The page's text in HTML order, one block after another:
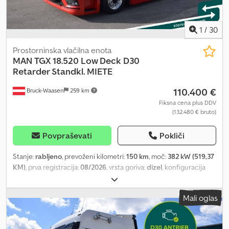
1 / 30
Bruck-Waasen 259 km
Prostorninska vlačilna enota
MAN TGX 18.520 Low Deck D30
Retarder Standkl. MIETE
110.400 €
Fiksna cena plus DDV
(132.480 € bruto)
Povpraševati Pokliči
Stanje: rabljeno, prevoženi kilometri:150 km, moč: 382 kW (519,37
KM), prva registracija:08/2026, vrsta goriva:dizel, konfiguracija
, barva:rdeča
emisijski razred:Euro 6, Oprema:ABS, klimatska naprava,
navigacijski sistem, parkirni grelec, MAN TGX 18.520 Nizka šasija
D30 Retarder Stacionarna klima LED-luči NAVI Kompletni
aerodinamični paket Aluminijasta platišča Polno zračno
Mali oglas